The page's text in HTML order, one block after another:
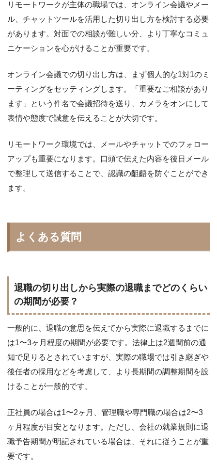
リモートワークが主体の職場では、オンライン会議やメー
ル、チャットツールを活用した切り出し方を検討する必要
があります。対面での相談が難しい分、より丁寧なコミュ
ニケーションを心がけることが重要です。
オンライン会議での切り出し方は、まず個人的な1対1のミ
ーティングをセッティングします。「重要なご相談があり
ます」という件名で会議招待を送り、カメラをオンにして
表情や態度で誠意を伝えることが大切です。
リモートワーク環境では、メールやチャットでのフォロー
アップも重要になります。口頭で伝えた内容を後日メール
で整理して送信することで、認識の齟齬を防ぐことができ
ます。
よくある質問
退職の切り出しから実際の退職までどのくらい
の期間が必要？
一般的に、退職の意思を伝えてから実際に退職するまでに
は1〜3ヶ月程度の期間が必要です。法律上は2週間前の通
知で足りるとされていますが、実際の職場では引き継ぎや
後任者の採用などを考慮して、より長期間の調整期間を設
けることが一般的です。
正社員の場合は1〜2ヶ月、管理職や専門職の場合は2〜3
ヶ月程度が目安となります。ただし、会社の就業規則に退
職予告期間が明記されている場合は、それに従うことが重
要です。